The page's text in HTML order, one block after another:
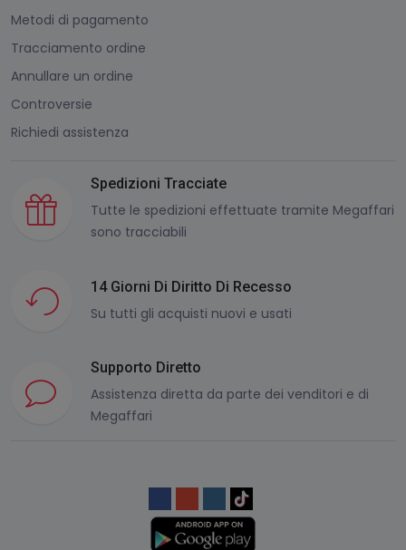
Metodi di pagamento
Tracciamento ordine
Annullare un ordine
Controversie
Richiedi assistenza
Spedizioni Tracciate
Tutte le spedizioni effettuate tramite Megaffari
sono tracciabili
14 Giorni Di Diritto Di Recesso
Su tutti gli acquisti nuovi e usati
Supporto Diretto
Assistenza diretta da parte dei venditori e di
Megaffari